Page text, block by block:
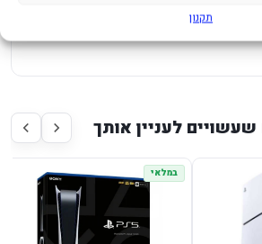
תקנון
שעשויים לעניין אותך
במלאי